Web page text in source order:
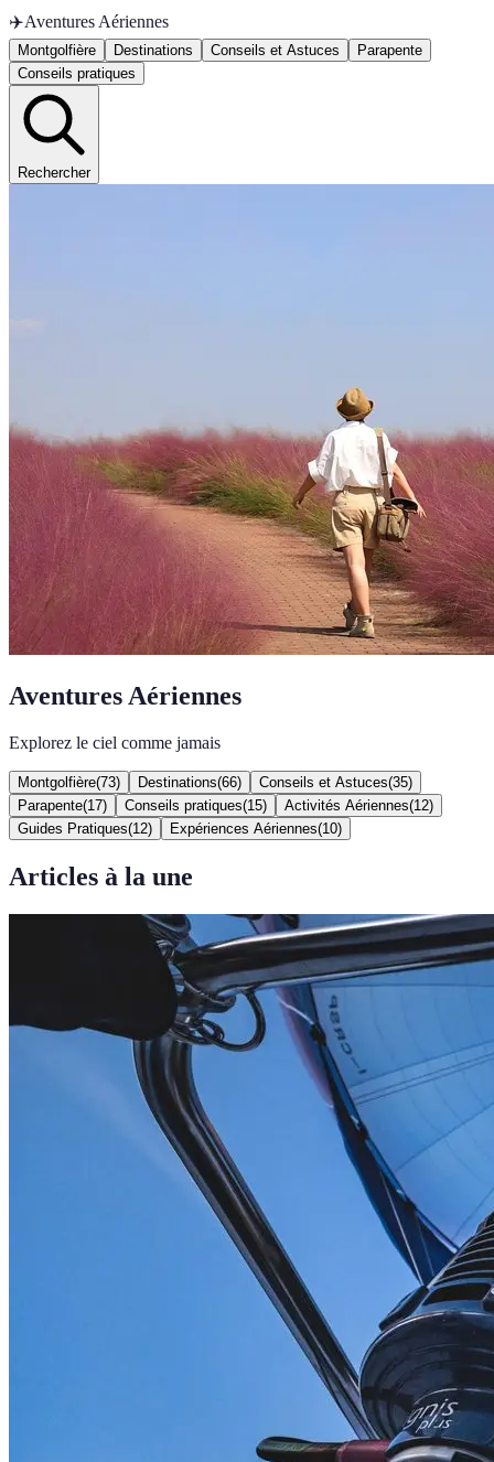
✈️Aventures Aériennes
Montgolfière Destinations Conseils et Astuces
Parapente
Conseils pratiques
Rechercher
Aventures Aériennes
Explorez le ciel comme jamais
Montgolfière(73) Destinations(66) Conseils et Astuces(35)
Parapente(17) Conseils pratiques(15) Activités Aériennes(12)
Guides Pratiques(12) Expériences Aériennes(10)
Articles à la une